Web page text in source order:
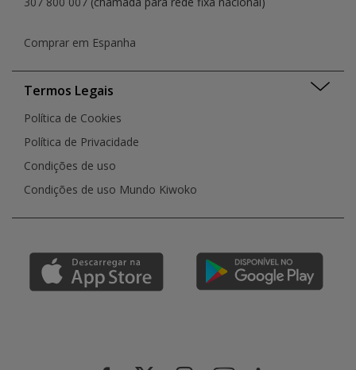
Comprar em Espanha
Termos Legais
Política de Cookies
Política de Privacidade
Condições de uso
Condições de uso Mundo Kiwoko